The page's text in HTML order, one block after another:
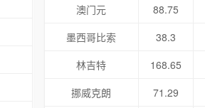
澳门元
88.75
墨西哥比索
38.3
林吉特
168.65
挪威克朗
71.29